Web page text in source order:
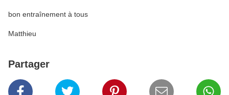
bon entraînement à tous
Matthieu
Partager